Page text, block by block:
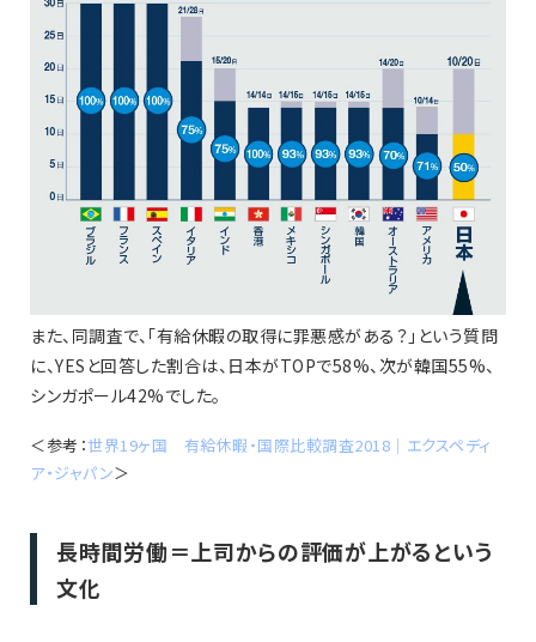
また、同調査で、「有給休暇の取得に罪悪感がある？」という質問
に、YESと回答した割合は、日本がTOPで58%、次が韓国55%、
シンガポール42%でした。
＜参考：世界19ヶ国 有給休暇・国際比較調査2018｜エクスペディ
ア・ジャパン＞
長時間労働＝上司からの評価が上がるという
文化